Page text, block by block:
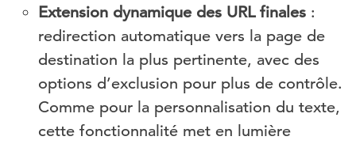
Extension dynamique des URL finales :
redirection automatique vers la page de
destination la plus pertinente, avec des
options d’exclusion pour plus de contrôle.
Comme pour la personnalisation du texte,
cette fonctionnalité met en lumière